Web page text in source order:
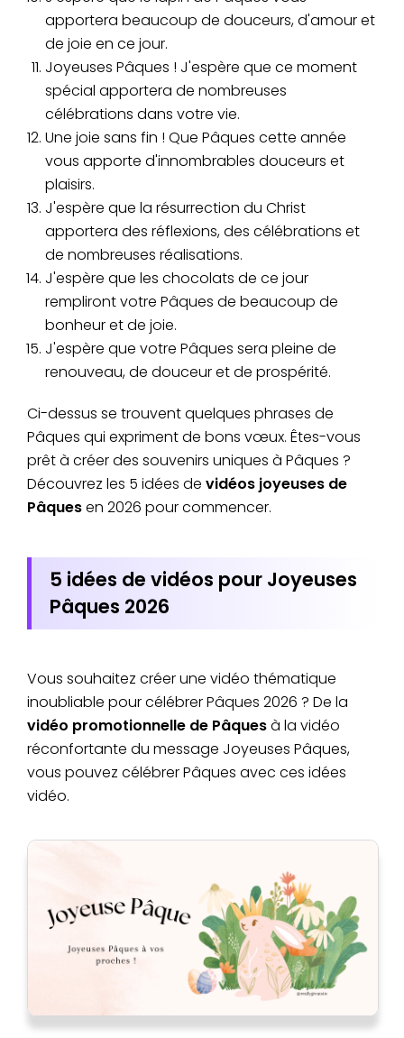
apportera beaucoup de douceurs, d'amour et
de joie en ce jour.
Joyeuses Pâques ! J'espère que ce moment
spécial apportera de nombreuses
célébrations dans votre vie.
Une joie sans fin ! Que Pâques cette année
vous apporte d'innombrables douceurs et
plaisirs.
J'espère que la résurrection du Christ
apportera des réflexions, des célébrations et
de nombreuses réalisations.
J'espère que les chocolats de ce jour
rempliront votre Pâques de beaucoup de
bonheur et de joie.
J'espère que votre Pâques sera pleine de
renouveau, de douceur et de prospérité.
Ci-dessus se trouvent quelques phrases de
Pâques qui expriment de bons vœux. Êtes-vous
prêt à créer des souvenirs uniques à Pâques ?
Découvrez les 5 idées de vidéos joyeuses de
Pâquesen 2026 pour commencer.
5 idées de vidéos pour Joyeuses
Pâques 2026
Vous souhaitez créer une vidéo thématique
inoubliable pour célébrer Pâques 2026 ? De la
vidéo promotionnelle de Pâquesà la vidéo
réconfortante du message Joyeuses Pâques,
vous pouvez célébrer Pâques avec ces idées
vidéo.